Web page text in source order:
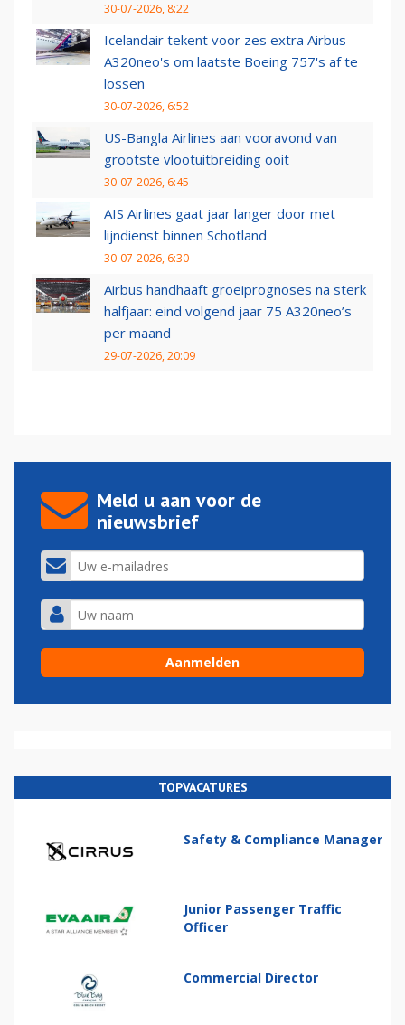
30-07-2026, 8:22
Icelandair tekent voor zes extra Airbus
A320neo's om laatste Boeing 757's af te
lossen
30-07-2026, 6:52
US-Bangla Airlines aan vooravond van
grootste vlootuitbreiding ooit
30-07-2026, 6:45
AIS Airlines gaat jaar langer door met
lijndienst binnen Schotland
30-07-2026, 6:30
Airbus handhaaft groeiprognoses na sterk
halfjaar: eind volgend jaar 75 A320neo’s
per maand
29-07-2026, 20:09
Meld u aan voor de
nieuwsbrief
TOPVACATURES
Safety & Compliance Manager
Junior Passenger Traffic
Officer
Commercial Director